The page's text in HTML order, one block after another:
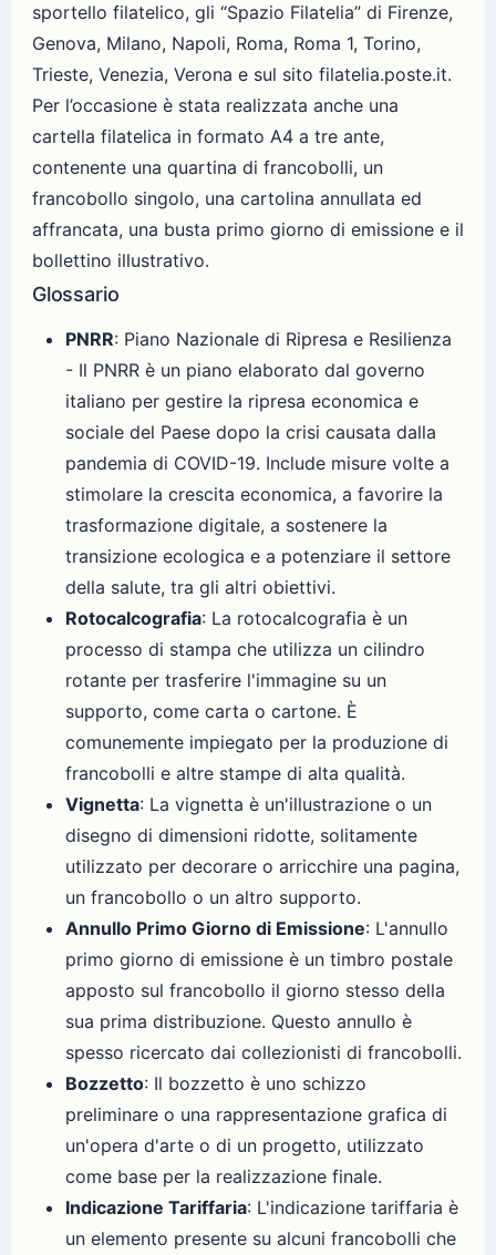
sportello filatelico, gli “Spazio Filatelia” di Firenze,
Genova, Milano, Napoli, Roma, Roma 1, Torino,
Trieste, Venezia, Verona e sul sito filatelia.poste.it.
Per l’occasione è stata realizzata anche una
cartella filatelica in formato A4 a tre ante,
contenente una quartina di francobolli, un
francobollo singolo, una cartolina annullata ed
affrancata, una busta primo giorno di emissione e il
bollettino illustrativo.
Glossario
PNRR: Piano Nazionale di Ripresa e Resilienza
- Il PNRR è un piano elaborato dal governo
italiano per gestire la ripresa economica e
sociale del Paese dopo la crisi causata dalla
pandemia di COVID-19. Include misure volte a
stimolare la crescita economica, a favorire la
trasformazione digitale, a sostenere la
transizione ecologica e a potenziare il settore
della salute, tra gli altri obiettivi.
Rotocalcografia: La rotocalcografia è un
processo di stampa che utilizza un cilindro
rotante per trasferire l'immagine su un
supporto, come carta o cartone. È
comunemente impiegato per la produzione di
francobolli e altre stampe di alta qualità.
Vignetta: La vignetta è un'illustrazione o un
disegno di dimensioni ridotte, solitamente
utilizzato per decorare o arricchire una pagina,
un francobollo o un altro supporto.
Annullo Primo Giorno di Emissione: L'annullo
primo giorno di emissione è un timbro postale
apposto sul francobollo il giorno stesso della
sua prima distribuzione. Questo annullo è
spesso ricercato dai collezionisti di francobolli.
Bozzetto: Il bozzetto è uno schizzo
preliminare o una rappresentazione grafica di
un'opera d'arte o di un progetto, utilizzato
come base per la realizzazione finale.
Indicazione Tariffaria: L'indicazione tariffaria è
un elemento presente su alcuni francobolli che